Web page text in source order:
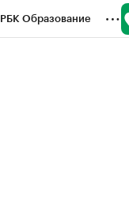
РБК Образование